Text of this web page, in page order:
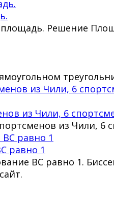
площадь. Решение
из Чили, 6
из Чили, 6
равно 1
BC равно 1.